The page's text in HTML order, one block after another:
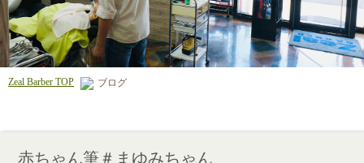
Zeal Barber TOP ブログ
赤ちゃん筆＃まゆみちゃん